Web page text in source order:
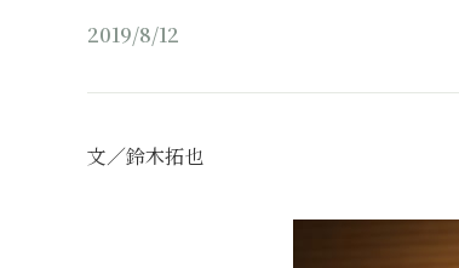
2019/8/12
文／鈴木拓也